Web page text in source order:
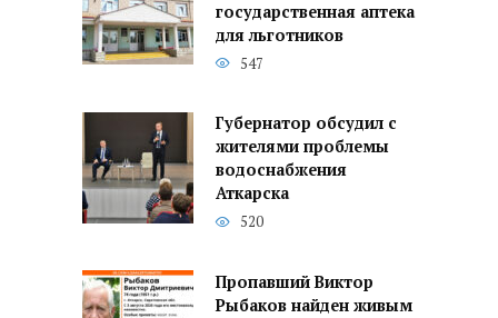
государственная аптека
для льготников
547
Губернатор обсудил с
жителями проблемы
водоснабжения
Аткарска
520
Пропавший Виктор
Рыбаков найден живым